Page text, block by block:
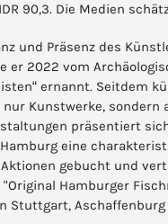
90,3. Die Medien
und Präsenz des
er 2022 vom
ernannt. Seitdem
Kunstwerke, sondern
präsentiert
eine
gebucht und
Hamburger
Stuttgart,